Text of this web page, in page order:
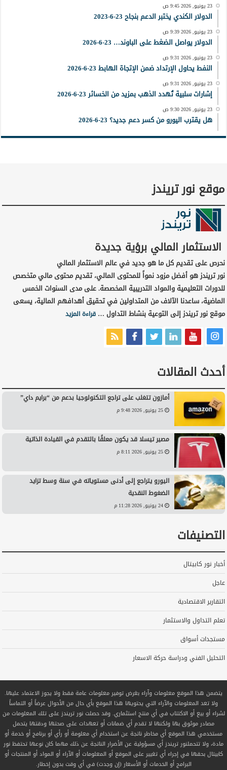
23 يونيو, 2026 9:45 ص
الدولار الكندي يختبر الدعم بنجاح 23-6-2023
23 يونيو, 2026 9:39 ص
الدولار يواصل الضغط على الباوند… 23-6-2026
23 يونيو, 2026 9:31 ص
النفط يحاول الإرتداد ضمن الإتجاة الهابط 23-6-2026
23 يونيو, 2026 9:31 ص
إشارات سلبية تُهدد الذهب بمزيد من الخسائر 23-6-2026
23 يونيو, 2026 9:30 ص
هل يقترب اليورو من كسر دعم جديد؟ 23-6-2026
موقع نور تريندز
الاستثمار المالي برؤية جديدة
نحرص على تقديم كل ما هو جديد في عالم الاستثمار المالي
نور تريندز هو أفضل مزود نمواً للمحتوى المالي، تقديم محتوى مالي متخصص
للدورات التعليمية والمواد التدريبية المخصصة. على مدى السنوات الخمس
الماضية، ساعدنا الآلاف من المتداولين في تحقيق أهدافهم المالية، يسعى
موقع نور تريندز إلى التوعية بنشاط التداول …قراءة المزيد
أحدث المقالات
أمازون تتغلب على تراجع التكنولوجيا بدعم من “برايم داي”
25 يونيو, 2026 9:48 م
مصير تيسلا قد يكون معلقًا بالتقدم في القيادة الذاتية
25 يونيو, 2026 8:11 م
اليورو يتراجع إلى أدنى مستوياته في سنة وسط تزايد
الضغوط النقدية
24 يونيو, 2026 11:28 م
التصنيفات
أخبار نور كابيتال
عاجل
التقارير الاقتصادية
تعلم التداول والاستثمار
مستجدات أسواق
التحليل الفني ودراسة حركة الاسعار
يتضمن هذا الموقع معلومات وآراء بغرض توفير معلومات عامة فقط ولا يجوز الاعتماد عليها.
ولا تعد المعلومات والآراء التي يحتويها هذا الموقع بأي حال من الأحوال عرضاً أو التماساً
لشراء أو بيع أو الاكتتاب في أي منتج استثماري. وقد حصلت نور تريندز على تلك المعلومات من
مصادر موثوق بها ولكنها لا تقدم أي ضمانات أو تعهدات على صحتها ودقتها يتحمل
مستخدمي هذا الموقع أي مخاطر ناتجة عن استخدام أي معلومة أو رأي أو برنامج أو خدمة أو
مادة، ولا تتحملنور تريندز أي مسؤولية عن الأضرار الناتجة عن ذلك مهما كان نوعها تحتفظ نور
كابيتال بحقها في إجراء أي تغيير على الموقع أو المعلومات أو الآراء أو المواد أو المنتجات أو
البرامج أو الخدمات أو الأسعار (إن وجدت) في أي وقت بدون إخطار.